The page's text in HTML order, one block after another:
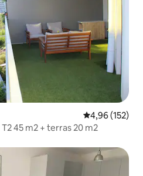
Gemiddelde
4,96 (152)
45 m2 + terras 20 m2